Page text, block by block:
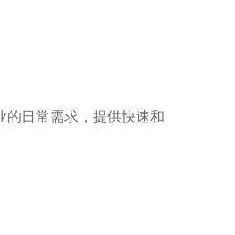
日常需求，提供快速和